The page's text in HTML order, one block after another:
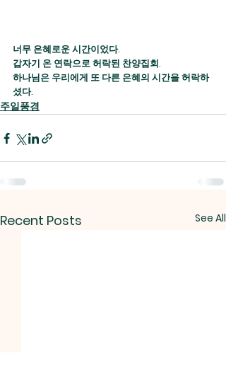
너무 은혜로운 시간이었다.
갑자기 온 연락으로 허락된 찬양집회.
하나님은 우리에게 또 다른 은혜의 시간을 허락하
셨다.
주일풍경
Recent Posts See All